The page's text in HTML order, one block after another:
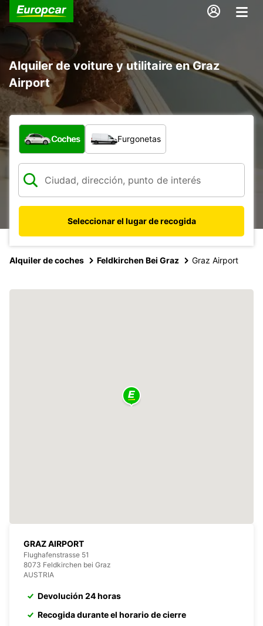
Alquiler de voiture y utilitaire en Graz
Airport
¿Qué tipo de vehículo?
Coches Furgonetas
Seleccionar el lugar de recogida
Alquiler de coches Feldkirchen Bei Graz Graz Airport
GRAZ AIRPORT
Flughafenstrasse 51
8073 Feldkirchen bei Graz
AUSTRIA
Devolución 24 horas
Recogida durante el horario de cierre